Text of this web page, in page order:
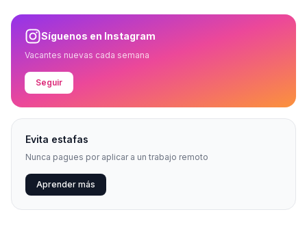
Síguenos en Instagram
Vacantes nuevas cada semana
Seguir
Evita estafas
Nunca pagues por aplicar a un trabajo remoto
Aprender más